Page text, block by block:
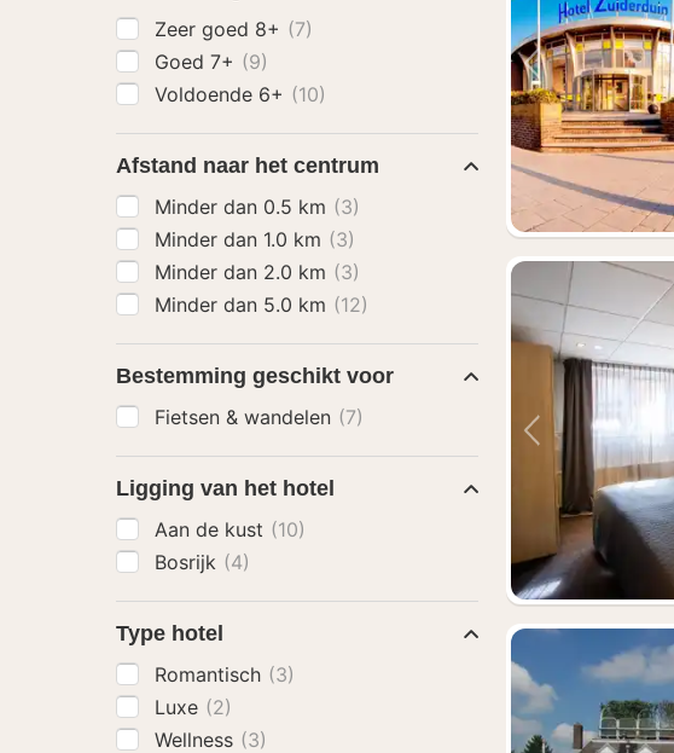
Vorige foto
Vorige foto
Zeer goed 8+ (7)
Goed 7+ (9)
Voldoende 6+ (10)
Afstand naar het centrum
Minder dan 0.5 km (3)
Minder dan 1.0 km (3)
Minder dan 2.0 km (3)
Minder dan 5.0 km (12)
Bestemming geschikt voor
Fietsen & wandelen (7)
Ligging van het hotel
Aan de kust (10)
Bosrijk (4)
Type hotel
Romantisch (3)
Luxe (2)
Wellness (3)